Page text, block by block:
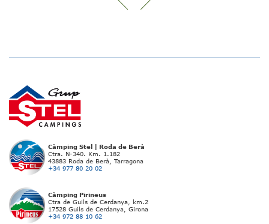
Càmping Stel | Roda de Berà
Ctra. N-340. Km. 1.182
43883 Roda de Berà, Tarragona
+34 977 80 20 02
Càmping Pirineus
Ctra de Guils de Cerdanya, km.2
17528 Guils de Cerdanya, Girona
+34 972 88 10 62